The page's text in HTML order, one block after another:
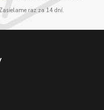
raz za 14 dní.